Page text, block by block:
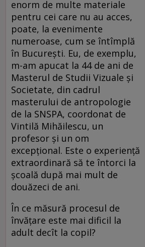
enorm de multe materiale
pentru cei care nu au acces,
poate, la evenimente
numeroase, cum se întîmplă
în București. Eu, de exemplu,
m-am apucat la 44 de ani de
Masterul de Studii Vizuale și
Societate, din cadrul
masterului de antropologie
de la SNSPA, coordonat de
Vintilă Mihăilescu, un
profesor și un om
excepțional. Este o experiență
extraordinară să te întorci la
școală după mai mult de
douăzeci de ani.
În ce măsură procesul de
învățare este mai dificil la
adult decît la copil?